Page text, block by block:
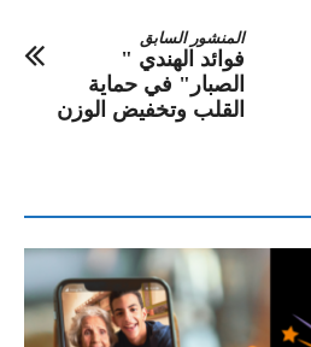
المنشور السابق
فوائد الهندي "
الصبار" في حماية
القلب وتخفيض الوزن